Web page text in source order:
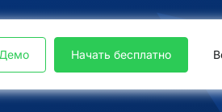
Демо Начать бесплатно